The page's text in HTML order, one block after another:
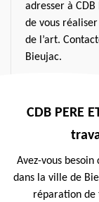
adresser à CDB
de vous
de l’art.
Bieujac.
CDB PERE
Avez-vous
dans la ville de
réparation de